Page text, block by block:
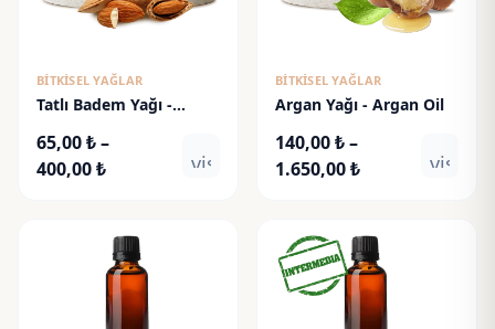
BITKISEL YAĞLAR
Tatlı Badem Yağı -
65,00₺–
400,00₺Fiyat
400,00 ₺
visibility
BITKISEL YAĞLAR
Argan Yağı - Argan Oil
140,00₺–
1.650,00₺Fiyat
-
1.650,00 ₺